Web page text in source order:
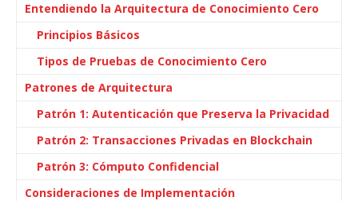
Entendiendo la Arquitectura de Conocimiento Cero
Principios Básicos
Tipos de Pruebas de Conocimiento Cero
Patrones de Arquitectura
Patrón 1: Autenticación que Preserva la Privacidad
Patrón 2: Transacciones Privadas en Blockchain
Patrón 3: Cómputo Confidencial
Consideraciones de Implementación